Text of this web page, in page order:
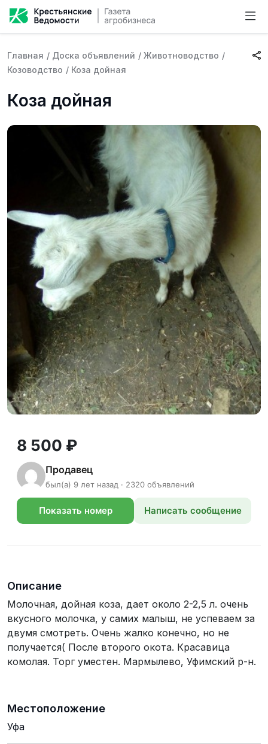
Главная / Доска объявлений / Животноводство /
Козоводство / Коза дойная
Коза дойная
8 500 ₽
Продавец
был(а) 9 лет назад · 2320 объявлений
Показать номер Написать сообщение
Описание
Молочная, дойная коза, дает около 2-2,5 л. очень
вкусного молочка, у самих малыш, не успеваем за
двумя смотреть. Очень жалко конечно, но не
получается( После второго окота. Красавица
комолая. Торг уместен. Мармылево, Уфимский р-н.
Местоположение
Уфа